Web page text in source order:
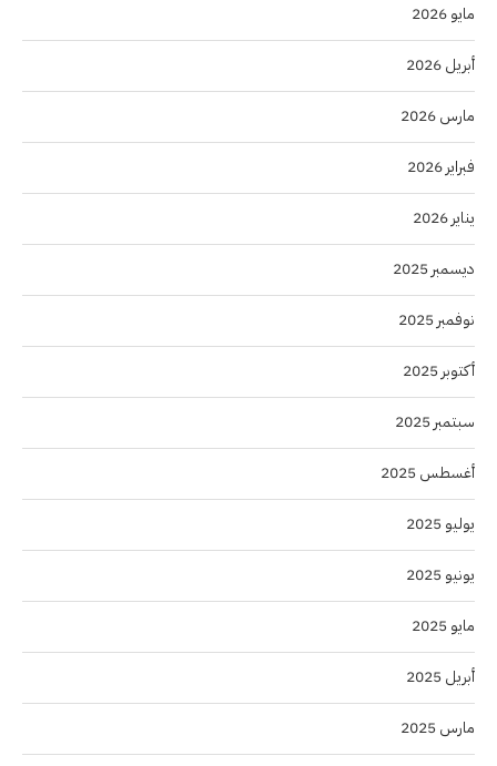
مايو 2026
أبريل 2026
مارس 2026
فبراير 2026
يناير 2026
ديسمبر 2025
نوفمبر 2025
أكتوبر 2025
سبتمبر 2025
أغسطس 2025
يوليو 2025
يونيو 2025
مايو 2025
أبريل 2025
مارس 2025